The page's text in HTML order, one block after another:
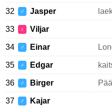
32 ♂ Jasper
33 ♀ Viljar
34 ♂ Einar
35 ♂ Edgar
36 ♂ Birger
37 ♂ Kajar